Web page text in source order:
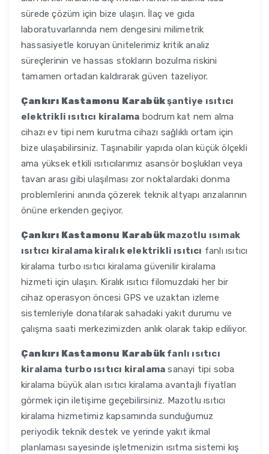
sürede çözüm için bize ulaşın. İlaç ve gıda
laboratuvarlarında nem dengesini milimetrik
hassasiyetle koruyan ünitelerimiz kritik analiz
süreçlerinin ve hassas stokların bozulma riskini
tamamen ortadan kaldırarak güven tazeliyor.
Çankırı Kastamonu Karabükşantiye ısıtıcı
elektrikli ısıtıcı kiralama bodrum kat nem alma
cihazı ev tipi nem kurutma cihazı sağlıklı ortam için
bize ulaşabilirsiniz. Taşınabilir yapıda olan küçük ölçekli
ama yüksek etkili ısıtıcılarımız asansör boşlukları veya
tavan arası gibi ulaşılması zor noktalardaki donma
problemlerini anında çözerek teknik altyapı arızalarının
önüne erkenden geçiyor.
Çankırı Kastamonu Karabük mazotlu ısımak
ısıtıcı kiralama kiralık elektrikli ısıtıcı fanlı ısıtıcı
kiralama turbo ısıtıcı kiralama güvenilir kiralama
hizmeti için ulaşın. Kiralık ısıtıcı filomuzdaki her bir
cihaz operasyon öncesi GPS ve uzaktan izleme
sistemleriyle donatılarak sahadaki yakıt durumu ve
çalışma saati merkezimizden anlık olarak takip ediliyor.
Çankırı Kastamonu Karabük fanlı ısıtıcı
kiralama turbo ısıtıcı kiralama sanayi tipi soba
kiralama büyük alan ısıtıcı kiralama avantajlı fiyatları
görmek için iletişime geçebilirsiniz. Mazotlu ısıtıcı
kiralama hizmetimiz kapsamında sunduğumuz
periyodik teknik destek ve yerinde yakıt ikmal
planlaması sayesinde işletmenizin ısıtma sistemi kış